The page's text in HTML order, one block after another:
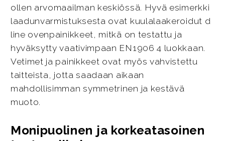
ollen arvomaailman keskiössä. Hyvä esimerkki
laadunvarmistuksesta ovat kuulalaakeroidut d
line ovenpainikkeet, mitkä on testattu ja
hyväksytty vaativimpaan EN1906 4 luokkaan.
Vetimet ja painikkeet ovat myös vahvistettu
taitteista, jotta saadaan aikaan
mahdollisimman symmetrinen ja kestävä
muoto.
Monipuolinen ja korkeatasoinen